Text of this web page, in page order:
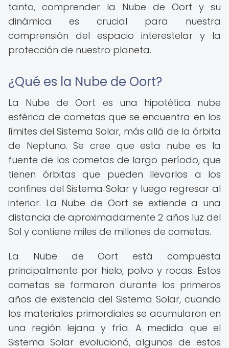
tanto, comprender la Nube de Oort y su
dinámica es crucial para nuestra
comprensión del espacio interestelar y la
protección de nuestro planeta.
¿Qué es la Nube de Oort?
La Nube de Oort es una hipotética nube
esférica de cometas que se encuentra en los
límites del Sistema Solar, más allá de la órbita
de Neptuno. Se cree que esta nube es la
fuente de los cometas de largo período, que
tienen órbitas que pueden llevarlos a los
confines del Sistema Solar y luego regresar al
interior. La Nube de Oort se extiende a una
distancia de aproximadamente 2 años luz del
Sol y contiene miles de millones de cometas.
La Nube de Oort está compuesta
principalmente por hielo, polvo y rocas. Estos
cometas se formaron durante los primeros
años de existencia del Sistema Solar, cuando
los materiales primordiales se acumularon en
una región lejana y fría. A medida que el
Sistema Solar evolucionó, algunos de estos